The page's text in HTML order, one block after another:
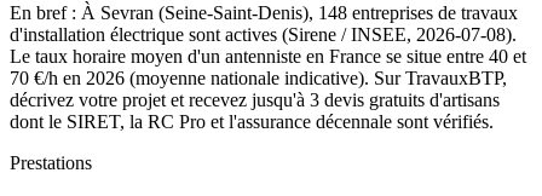
En bref : À Sevran (Seine-Saint-Denis), 148 entreprises de travaux
d'installation électrique sont actives (Sirene / INSEE, 2026-07-08).
Le taux horaire moyen d'un antenniste en France se situe entre 40 et
70 €/h en 2026 (moyenne nationale indicative). Sur TravauxBTP,
décrivez votre projet et recevez jusqu'à 3 devis gratuits d'artisans
dont le SIRET, la RC Pro et l'assurance décennale sont vérifiés.
Prestations